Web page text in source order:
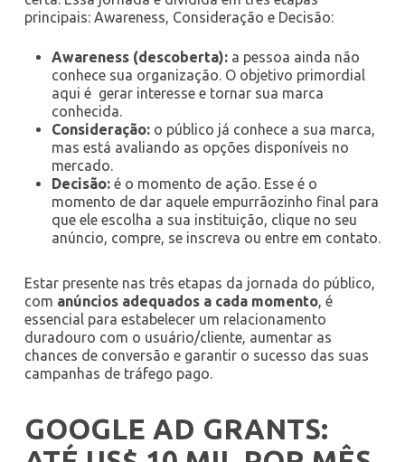
principais: Awareness, Consideração e Decisão:
Awareness (descoberta):a pessoa ainda não
conhece sua organização. O objetivo primordial
aqui é gerar interesse e tornar sua marca
conhecida.
Consideração:o público já conhece a sua marca,
mas está avaliando as opções disponíveis no
mercado.
Decisão:é o momento de ação. Esse é o
momento de dar aquele empurrãozinho final para
que ele escolha a sua instituição, clique no seu
anúncio, compre, se inscreva ou entre em contato.
Estar presente nas três etapas da jornada do público,
com anúncios adequados a cada momento, é
essencial para estabelecer um relacionamento
duradouro com o usuário/cliente, aumentar as
chances de conversão e garantir o sucesso das suas
campanhas de tráfego pago.
GOOGLE AD GRANTS: